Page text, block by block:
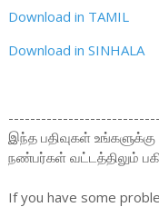
Download in TAMIL
Download in SINHALA
இந்த பதிவுகள்
நண்பர்கள் வட்டத்திலும்
If you have some